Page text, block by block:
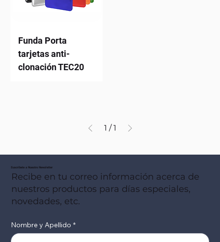
Funda Porta
tarjetas anti-
clonación TEC20
1 / 1
Suscribete a Nuestro Newsletter
Recibe en tu correo información acerca de
nuestros productos para días especiales,
novedades, etc.
Nombre y Apellido *